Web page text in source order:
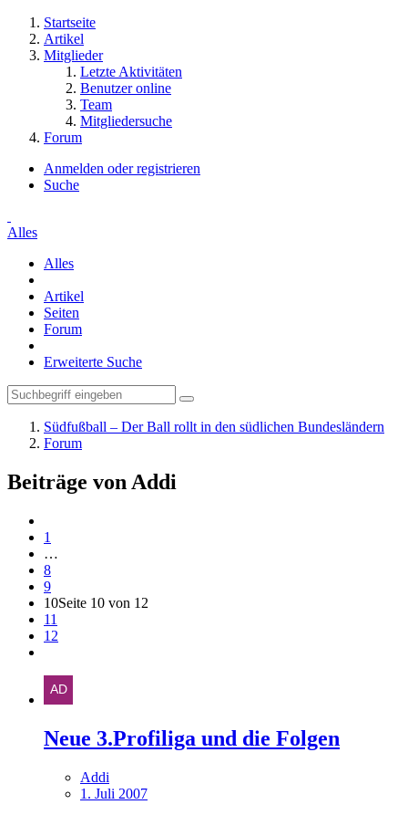
Startseite
Artikel
Mitglieder
Letzte Aktivitäten
Benutzer online
Team
Mitgliedersuche
Forum
Anmelden oder registrieren
Suche
Alles
Alles
Artikel
Seiten
Forum
Erweiterte Suche
Südfußball – Der Ball rollt in den südlichen Bundesländern
Forum
Beiträge von Addi
1
…
8
9
10Seite 10 von 12
11
12
Neue 3.Profiliga und die Folgen
Addi
1. Juli 2007